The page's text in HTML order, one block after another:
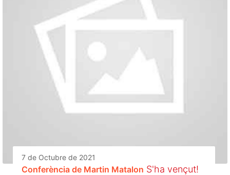
7 de Octubre de 2021
Conferència de Martin Matalon S'ha vençut!